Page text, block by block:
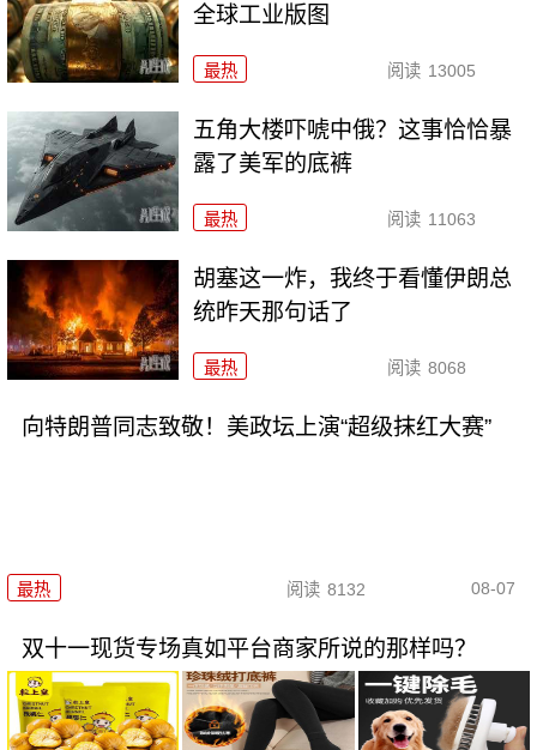
全球工业版图
最热 阅读 13005
五角大楼吓唬中俄？这事恰恰暴
露了美军的底裤
最热 阅读 11063
胡塞这一炸，我终于看懂伊朗总
统昨天那句话了
最热 阅读 8068
向特朗普同志致敬！美政坛上演“超级抹红大赛”
最热 阅读 8132 08-07
双十一现货专场真如平台商家所说的那样吗？